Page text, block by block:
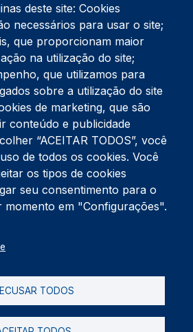
390 100
da Gafanha da Nazaré
Nazaré
Privacidade
deste site: Cookies
necessários para usar o site;
que proporcionam maior
na utilização do site;
que utilizamos para
sobre a utilização do site
de marketing, que são
conteúdo e publicidade
“ACEITAR TODOS”, você
de todos os cookies. Você
os tipos de cookies
seu consentimento para o
em "Configurações".
TODOS